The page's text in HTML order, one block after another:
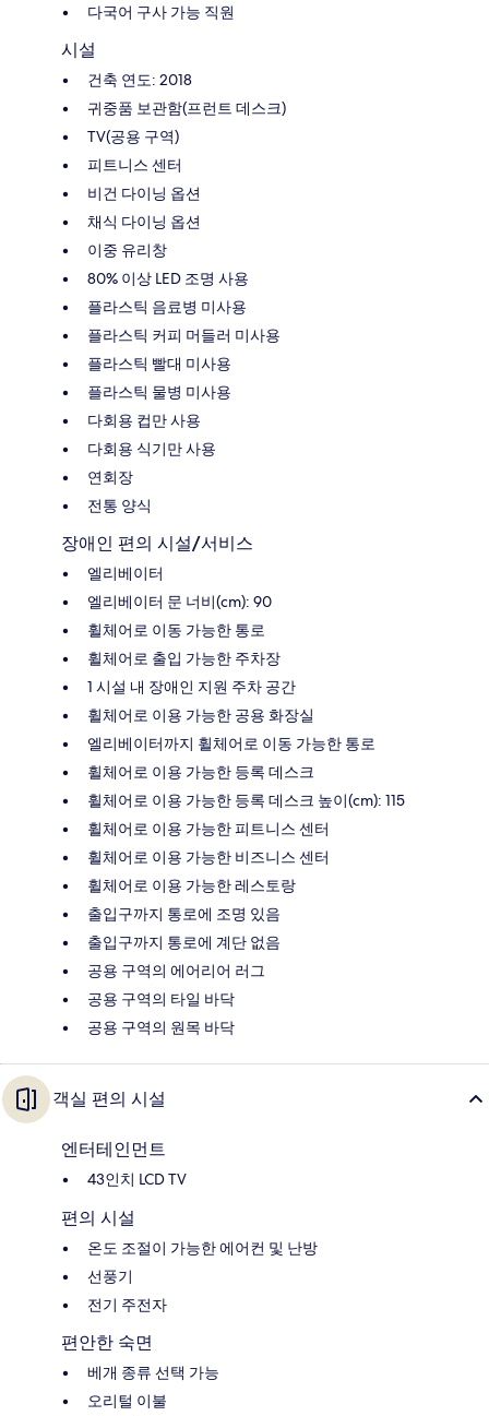
다국어 구사 가능 직원
시설
건축 연도: 2018
귀중품 보관함(프런트 데스크)
TV(공용 구역)
피트니스 센터
비건 다이닝 옵션
채식 다이닝 옵션
이중 유리창
80% 이상 LED 조명 사용
플라스틱 음료병 미사용
플라스틱 커피 머들러 미사용
플라스틱 빨대 미사용
플라스틱 물병 미사용
다회용 컵만 사용
다회용 식기만 사용
연회장
전통 양식
장애인 편의 시설/서비스
엘리베이터
엘리베이터 문 너비(cm): 90
휠체어로 이동 가능한 통로
휠체어로 출입 가능한 주차장
1 시설 내 장애인 지원 주차 공간
휠체어로 이용 가능한 공용 화장실
엘리베이터까지 휠체어로 이동 가능한 통로
휠체어로 이용 가능한 등록 데스크
휠체어로 이용 가능한 등록 데스크 높이(cm): 115
휠체어로 이용 가능한 피트니스 센터
휠체어로 이용 가능한 비즈니스 센터
휠체어로 이용 가능한 레스토랑
출입구까지 통로에 조명 있음
출입구까지 통로에 계단 없음
공용 구역의 에어리어 러그
공용 구역의 타일 바닥
공용 구역의 원목 바닥
객실 편의 시설
엔터테인먼트
43인치 LCD TV
편의 시설
온도 조절이 가능한 에어컨 및 난방
선풍기
전기 주전자
편안한 숙면
베개 종류 선택 가능
오리털 이불